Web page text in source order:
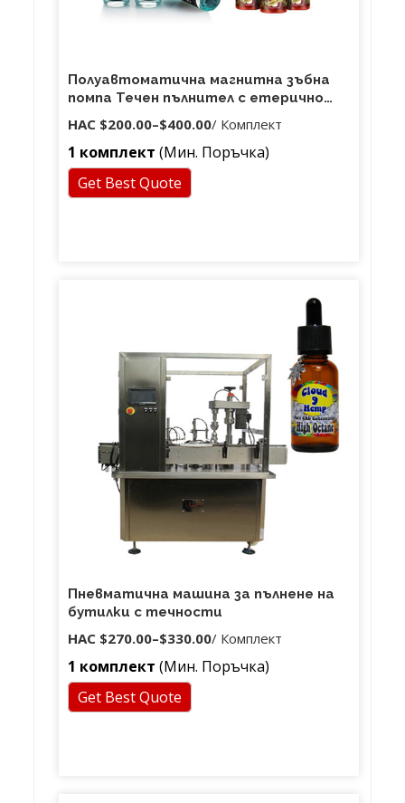
Полуавтоматична магнитна зъбна
помпа Течен пълнител с етерично
НАС $200.00–$400.00/ Комплект
1 комплект (Мин. Поръчка)
Get Best Quote
Пневматична машина за пълнене на
бутилки с течности
НАС $270.00–$330.00/ Комплект
1 комплект (Мин. Поръчка)
Get Best Quote